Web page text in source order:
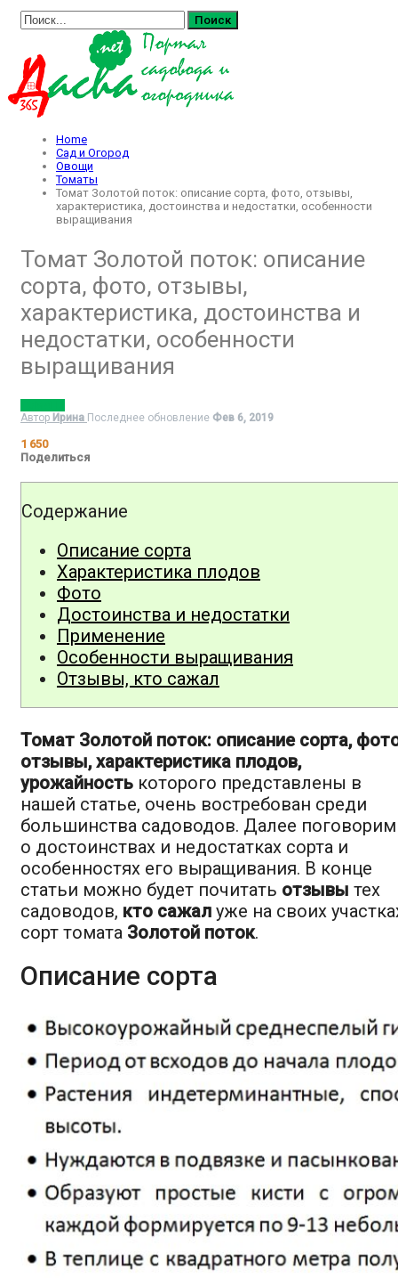
Home
Сад и Огород
Овощи
Томаты
Томат Золотой поток: описание сорта, фото, отзывы,
характеристика, достоинства и недостатки, особенности
выращивания
Томат Золотой поток: описание
сорта, фото, отзывы,
характеристика, достоинства и
недостатки, особенности
выращивания
Автор Ирина Последнее обновление Фев 6, 2019
1 650
Поделиться
Содержание
Описание сорта
Характеристика плодов
Фото
Достоинства и недостатки
Применение
Особенности выращивания
Отзывы, кто сажал
Томат Золотой поток: описание сорта,
отзывы, характеристика плодов,
урожайность которого представлены в
нашей статье, очень востребован среди
большинства садоводов. Далее поговорим
о достоинствах и недостатках сорта и
особенностях его выращивания. В конце
статьи можно будет почитать отзывы тех
садоводов, кто сажал уже на своих
сорт томата Золотой поток.
Описание сорта